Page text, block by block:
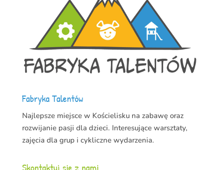
Fabryka Talentów
Najlepsze miejsce w Kościelisku na zabawę oraz
rozwijanie pasji dla dzieci. Interesujące warsztaty,
zajęcia dla grup i cykliczne wydarzenia.